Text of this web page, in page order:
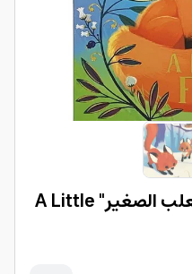
كتاب قصص للأطفال "الثعلب الصغير" A Little